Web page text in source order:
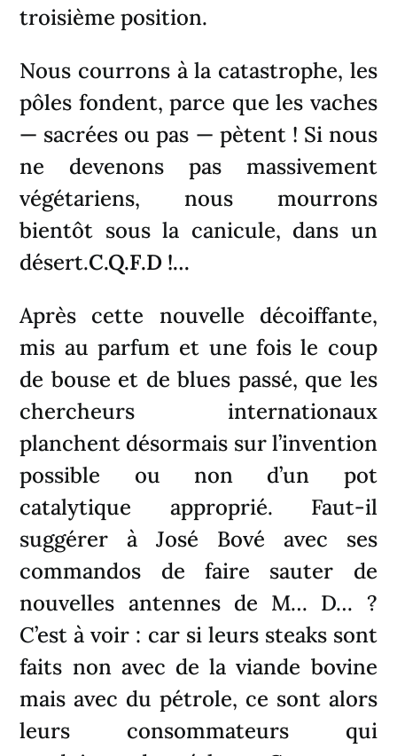
troisième position.
Nous courrons à la catastrophe, les
pôles fondent, parce que les vaches
— sacrées ou pas — pètent ! Si nous
ne devenons pas massivement
végétariens, nous mourrons
bientôt sous la canicule, dans un
désert.C.Q.F.D !…
Après cette nouvelle décoiffante,
mis au parfum et une fois le coup
de bouse et de blues passé, que les
chercheurs internationaux
planchent désormais sur l’invention
possible ou non d’un pot
catalytique approprié. Faut-il
suggérer à José Bové avec ses
commandos de faire sauter de
nouvelles antennes de M… D… ?
C’est à voir : car si leurs steaks sont
faits non avec de la viande bovine
mais avec du pétrole, ce sont alors
leurs consommateurs qui